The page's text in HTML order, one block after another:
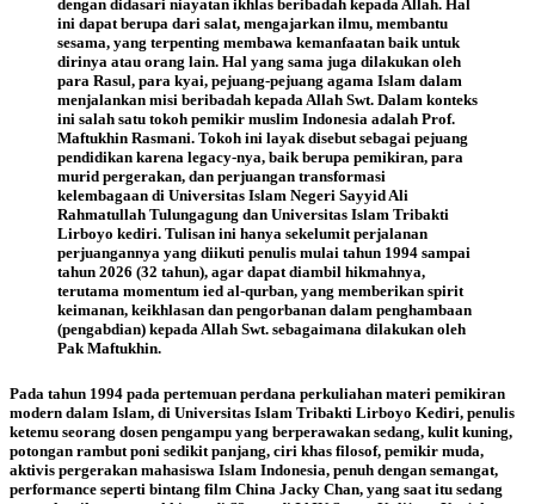
dengan didasari niayatan ikhlas beribadah kepada Allah. Hal
ini dapat berupa dari salat, mengajarkan ilmu, membantu
sesama, yang terpenting membawa kemanfaatan baik untuk
dirinya atau orang lain. Hal yang sama juga dilakukan oleh
para Rasul, para kyai, pejuang-pejuang agama Islam dalam
menjalankan misi beribadah kepada Allah Swt. Dalam konteks
ini salah satu tokoh pemikir muslim Indonesia adalah Prof.
Maftukhin Rasmani. Tokoh ini layak disebut sebagai pejuang
pendidikan karena legacy-nya, baik berupa pemikiran, para
murid pergerakan, dan perjuangan transformasi
kelembagaan di Universitas Islam Negeri Sayyid Ali
Rahmatullah Tulungagung dan Universitas Islam Tribakti
Lirboyo kediri. Tulisan ini hanya sekelumit perjalanan
perjuangannya yang diikuti penulis mulai tahun 1994 sampai
tahun 2026 (32 tahun), agar dapat diambil hikmahnya,
terutama momentum ied al-qurban, yang memberikan spirit
keimanan, keikhlasan dan pengorbanan dalam penghambaan
(pengabdian) kepada Allah Swt. sebagaimana dilakukan oleh
Pak Maftukhin.
Pada tahun 1994 pada pertemuan perdana perkuliahan materi pemikiran
modern dalam Islam, di Universitas Islam Tribakti Lirboyo Kediri, penulis
ketemu seorang dosen pengampu yang berperawakan sedang, kulit kuning,
potongan rambut poni sedikit panjang, ciri khas filosof, pemikir muda,
aktivis pergerakan mahasiswa Islam Indonesia, penuh dengan semangat,
performance seperti bintang film China Jacky Chan, yang saat itu sedang